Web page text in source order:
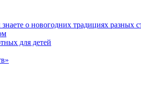
о новогодних традициях разных
для детей